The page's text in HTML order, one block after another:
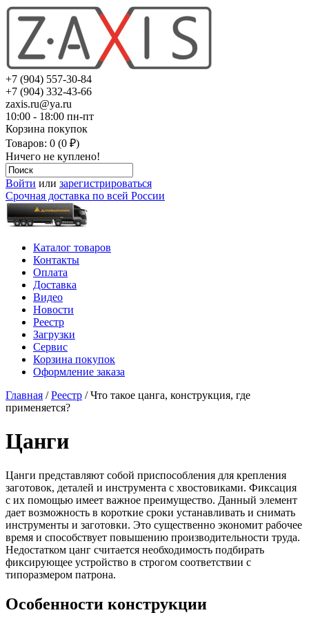
+7 (904) 557-30-84
+7 (904) 332-43-66
zaxis.ru@ya.ru
10:00 - 18:00 пн-пт
Корзина покупок
Товаров: 0 (0 ₽)
Ничего не куплено!
Войти или зарегистрироваться
Срочная доставка по всей России
Каталог товаров
Контакты
Оплата
Доставка
Видео
Новости
Реестр
Загрузки
Сервис
Корзина покупок
Оформление заказа
Главная /Реестр / Что такое цанга, конструкция, где
применяется?
Цанги
Цанги представляют собой приспособления для крепления
заготовок, деталей и инструмента с хвостовиками. Фиксация
с их помощью имеет важное преимущество. Данный элемент
дает возможность в короткие сроки устанавливать и снимать
инструменты и заготовки. Это существенно экономит рабочее
время и способствует повышению производительности труда.
Недостатком цанг считается необходимость подбирать
фиксирующее устройство в строгом соответствии с
типоразмером патрона.
Особенности конструкции